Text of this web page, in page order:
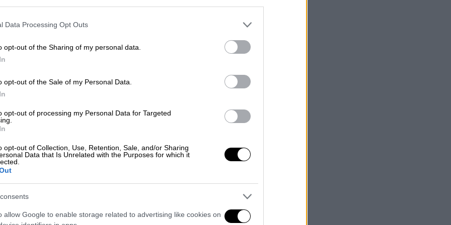
Data Processing Opt Outs
opt-out of the Sharing of my personal data.
opt-out of the Sale of my Personal Data.
opt-out of processing my Personal Data for Targeted
opt-out of Collection, Use, Retention, Sale, and/or Sharing
Data that Is Unrelated with the Purposes for which it
allow Google to enable storage related to advertising like cookies on
του real estate, τηςβραχυχρόνιας
στέγη, τους παιδικούς σταθμούς, τις
υποδομές.
δημιουργία ελεύθερων χώρων, χώρων
πρασίνου, κοινόχρηστων χώρων. Οι
στρέμματα που είναι στην
κάτι, θα χαθούν.
μικρούς επαγγελματίες,με γενναία
και στην επαγγελματική στέγη. Με
παρεχόμενες υπηρεσίες από τον Δήμο,
χώρους πολιτισμού, στα καλοκαιρινά
του πληθυσμού αυτής της πόλης
μας, στηρίζουμε τους αγώνες για
στην ιθαγένεια, στην ισότιμη πρόσβαση